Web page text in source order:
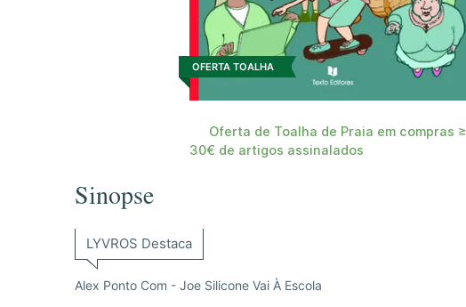
OFERTA TOALHA
Oferta de Toalha de Praia em compras ≥
30€ de artigos assinalados
Sinopse
LYVROS Destaca
Alex Ponto Com - Joe Silicone Vai À Escola